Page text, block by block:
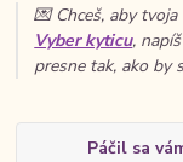
💌 Chceš, aby
Vyber kyticu,
presne tak, ako by
Páčil sa